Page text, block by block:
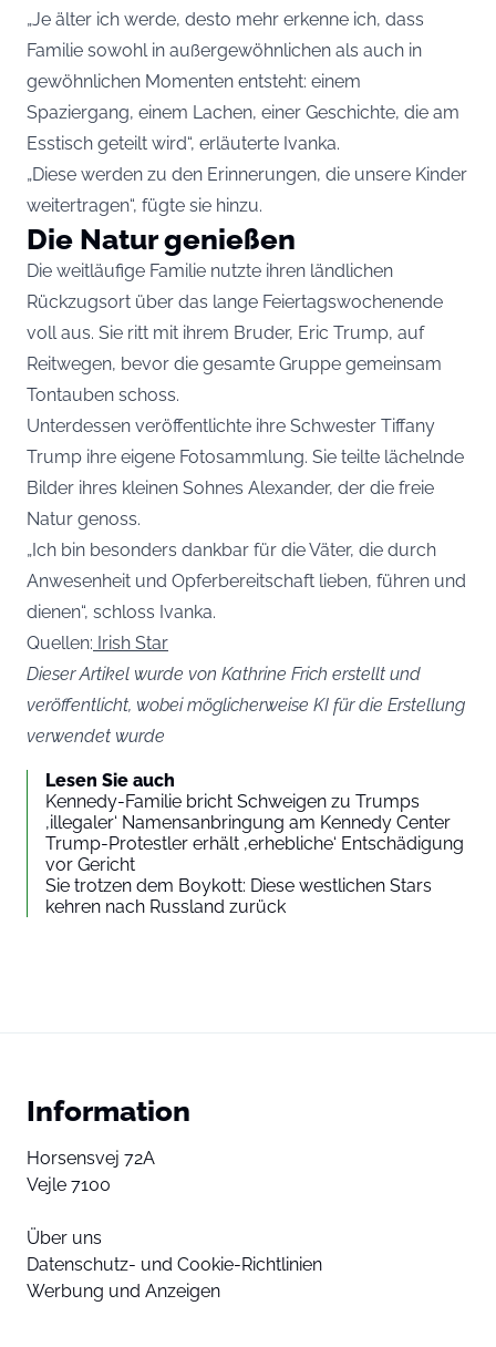
„Je älter ich werde, desto mehr erkenne ich, dass
Familie sowohl in außergewöhnlichen als auch in
gewöhnlichen Momenten entsteht: einem
Spaziergang, einem Lachen, einer Geschichte, die am
Esstisch geteilt wird“, erläuterte Ivanka.
„Diese werden zu den Erinnerungen, die unsere Kinder
weitertragen“, fügte sie hinzu.
Die Natur genießen
Die weitläufige Familie nutzte ihren ländlichen
Rückzugsort über das lange Feiertagswochenende
voll aus. Sie ritt mit ihrem Bruder, Eric Trump, auf
Reitwegen, bevor die gesamte Gruppe gemeinsam
Tontauben schoss.
Unterdessen veröffentlichte ihre Schwester Tiffany
Trump ihre eigene Fotosammlung. Sie teilte lächelnde
Bilder ihres kleinen Sohnes Alexander, der die freie
Natur genoss.
„Ich bin besonders dankbar für die Väter, die durch
Anwesenheit und Opferbereitschaft lieben, führen und
dienen“, schloss Ivanka.
Quellen: Irish Star
Dieser Artikel wurde von Kathrine Frich erstellt und
veröffentlicht, wobei möglicherweise KI für die Erstellung
verwendet wurde
Lesen Sie auch
Kennedy-Familie bricht Schweigen zu Trumps
‚illegaler‘ Namensanbringung am Kennedy Center
Trump-Protestler erhält ‚erhebliche‘ Entschädigung
vor Gericht
Sie trotzen dem Boykott: Diese westlichen Stars
kehren nach Russland zurück
Information
Horsensvej 72A
Vejle 7100
Über uns
Datenschutz- und Cookie-Richtlinien
Werbung und Anzeigen